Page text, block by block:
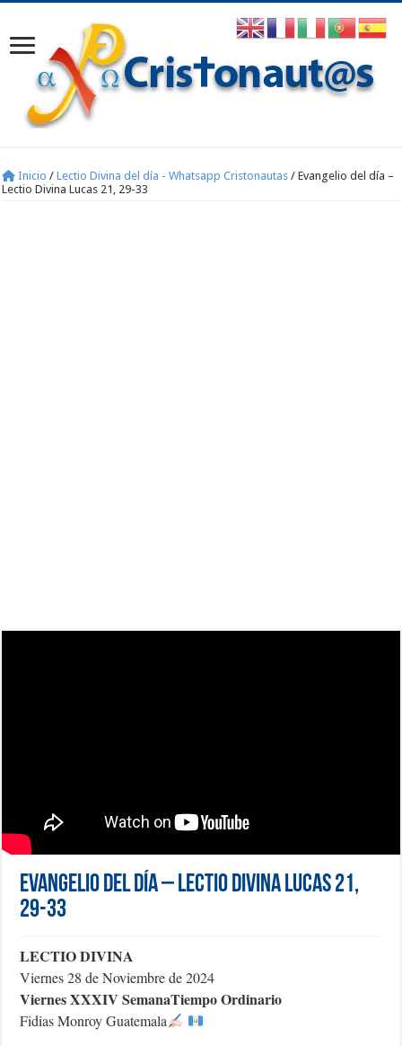
Inicio / Lectio Divina del día - Whatsapp Cristonautas / Evangelio del día –
Lectio Divina Lucas 21, 29-33
Evangelio del día – Lectio Divina Lucas 21,
29-33
LECTIO DIVINA
Viernes 28 de Noviembre de 2024
Viernes XXXIV SemanaTiempo Ordinario
Fidias Monroy Guatemala